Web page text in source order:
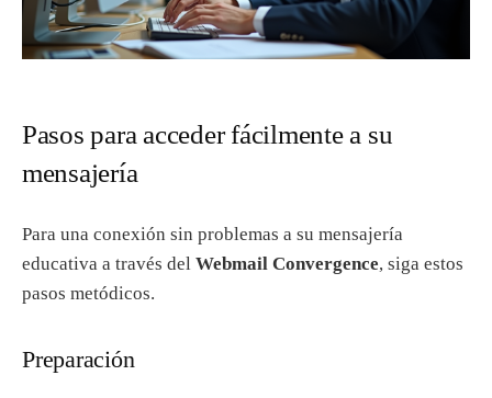
Pasos para acceder fácilmente a su
mensajería
Para una conexión sin problemas a su mensajería
educativa a través del Webmail Convergence, siga estos
pasos metódicos.
Preparación